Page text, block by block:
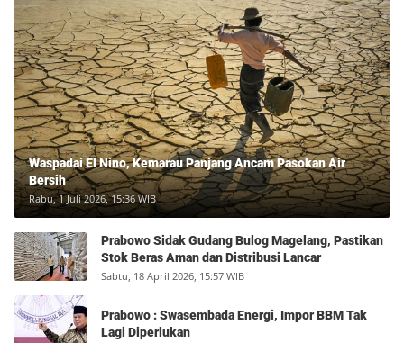
Waspadai El Nino, Kemarau Panjang Ancam Pasokan Air
Bersih
Rabu, 1 Juli 2026, 15:36 WIB
Prabowo Sidak Gudang Bulog Magelang, Pastikan
Stok Beras Aman dan Distribusi Lancar
Sabtu, 18 April 2026, 15:57 WIB
Prabowo : Swasembada Energi, Impor BBM Tak
Lagi Diperlukan